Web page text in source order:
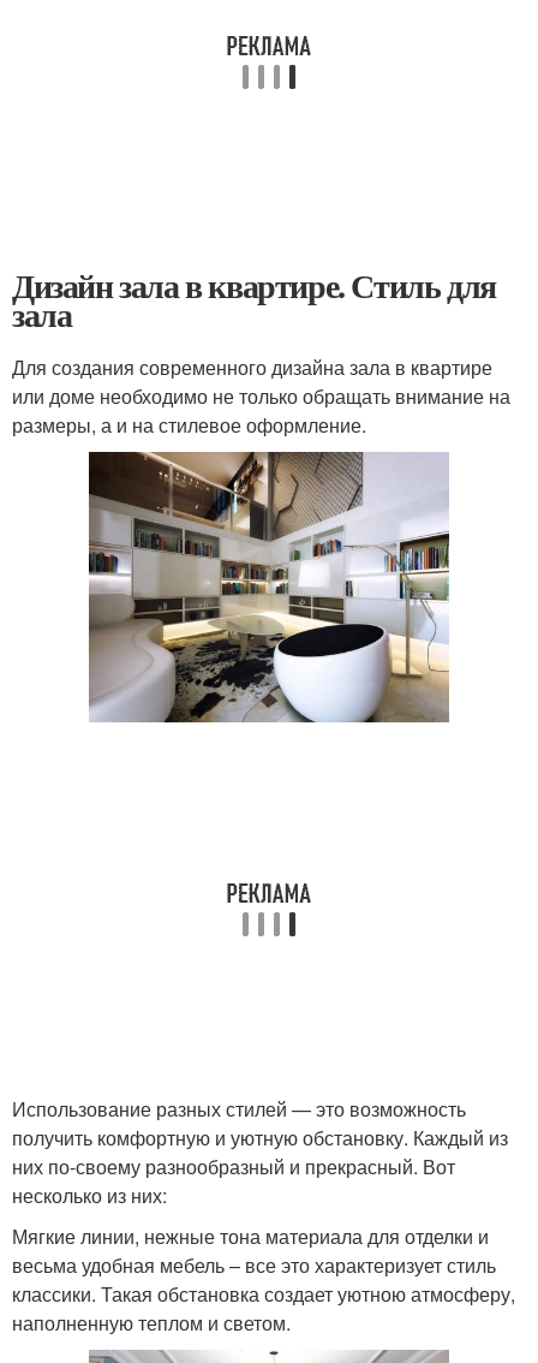
Дизайн зала в квартире. Стиль для
зала
Для создания современного дизайна зала в квартире
или доме необходимо не только обращать внимание на
размеры, а и на стилевое оформление.
Использование разных стилей — это возможность
получить комфортную и уютную обстановку. Каждый из
них по-своему разнообразный и прекрасный. Вот
несколько из них:
Мягкие линии, нежные тона материала для отделки и
весьма удобная мебель – все это характеризует стиль
классики. Такая обстановка создает уютною атмосферу,
наполненную теплом и светом.